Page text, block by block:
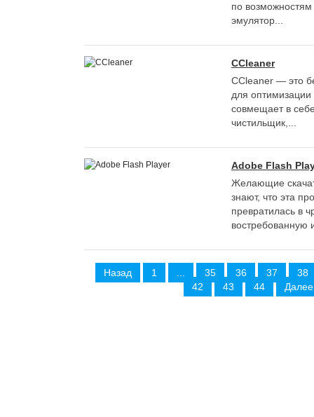
по
эмулятор...
CCleaner
CCleaner — это
для
совмещает в
чистильщик,...
Adobe Flash
Желающие
знают, что эта
превратилась в
востребованную
Назад 1 35 36 37
38
42
43 44 Далее